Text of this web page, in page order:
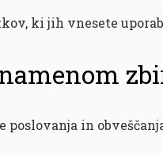
ki jih vnesete
poslovanja in